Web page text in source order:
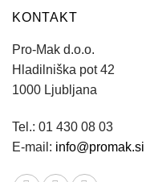
KONTAKT
Pro-Mak d.o.o.
Hladilniška pot 42
1000 Ljubljana
Tel.: 01 430 08 03
E-mail: info@promak.si